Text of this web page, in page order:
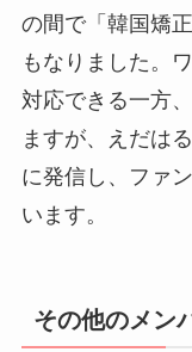
の間で「韓国矯
もなりました。
対応できる一方
ますが、えだは
に発信し、ファ
います。
その他のメン